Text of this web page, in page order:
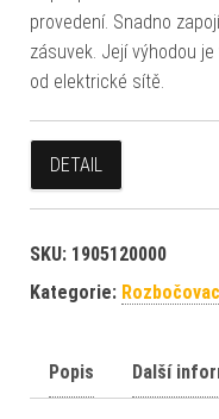
provedení. Snadno
zásuvek. Její výhodou
od elektrické sítě.
DETAIL
SKU: 1905120000
Kategorie:
Popis Další